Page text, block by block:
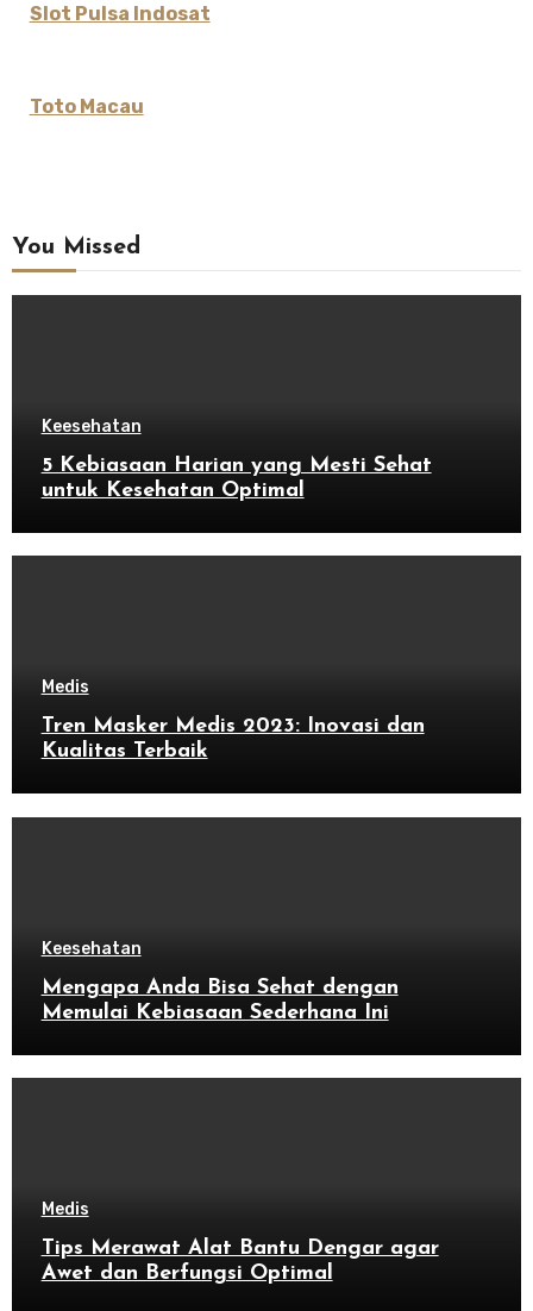
Slot Pulsa Indosat
Toto Macau
You Missed
Keesehatan
5 Kebiasaan Harian yang Mesti Sehat
untuk Kesehatan Optimal
Medis
Tren Masker Medis 2023: Inovasi dan
Kualitas Terbaik
Keesehatan
Mengapa Anda Bisa Sehat dengan
Memulai Kebiasaan Sederhana Ini
Medis
Tips Merawat Alat Bantu Dengar agar
Awet dan Berfungsi Optimal